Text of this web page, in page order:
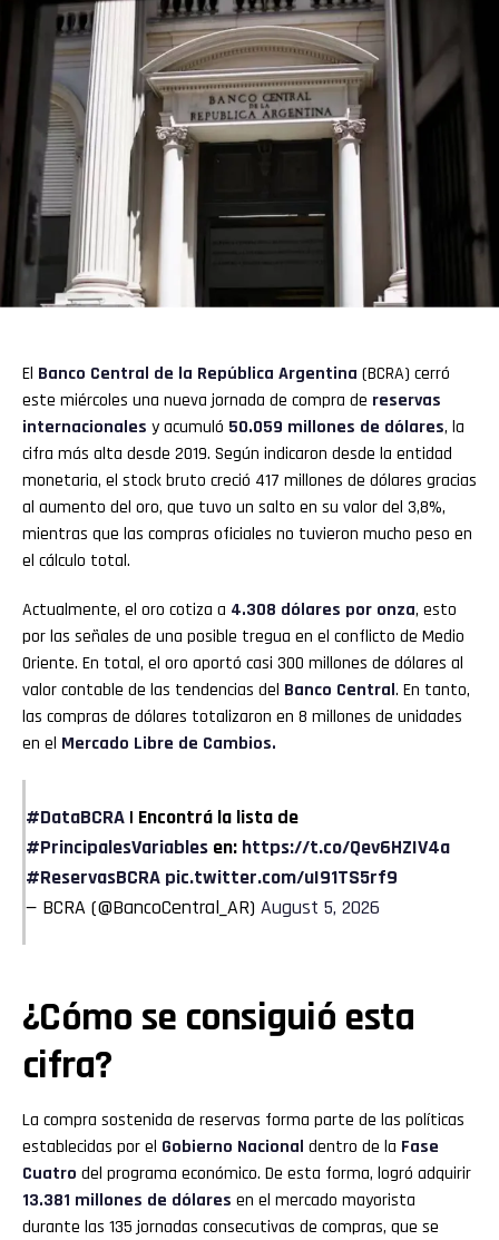
El Banco Central de la República Argentina (BCRA) cerró
este miércoles una nueva jornada de compra de reservas
internacionales y acumuló 50.059 millones de dólares, la
cifra más alta desde 2019. Según indicaron desde la entidad
monetaria, el stock bruto creció 417 millones de dólares gracias
al aumento del oro, que tuvo un salto en su valor del 3,8%,
mientras que las compras oficiales no tuvieron mucho peso en
el cálculo total.
Actualmente, el oro cotiza a 4.308 dólares por onza, esto
por las señales de una posible tregua en el conflicto de Medio
Oriente. En total, el oro aportó casi 300 millones de dólares al
valor contable de las tendencias del Banco Central. En tanto,
las compras de dólares totalizaron en 8 millones de unidades
en el Mercado Libre de Cambios.
#DataBCRA | Encontrá la lista de
#PrincipalesVariables en: https://t.co/Qev6HZIV4a
#ReservasBCRA pic.twitter.com/uI91TS5rf9
— BCRA (@BancoCentral_AR) August 5, 2026
¿Cómo se consiguió esta
cifra?
La compra sostenida de reservas forma parte de las políticas
establecidas por el Gobierno Nacional dentro de la Fase
Cuatro del programa económico. De esta forma, logró adquirir
13.381 millones de dólares en el mercado mayorista
durante las 135 jornadas consecutivas de compras, que se